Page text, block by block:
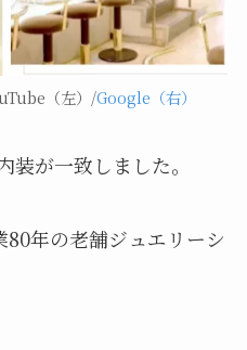
（左）/Google（右）
が一致しました。
年の老舗ジュエリーシ